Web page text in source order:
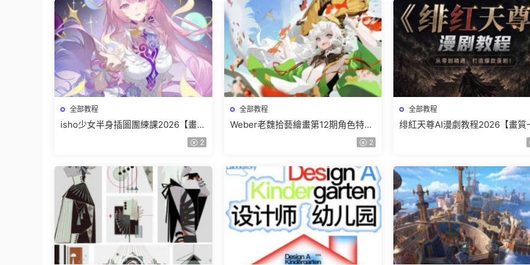
全部教程
isho少女半身插圖團練課2026【畫質
2
全部教程
Weber老魏拾藝繪畫第12期角色特訓
2
全部教程
绯紅天尊AI漫劇教程2026【畫質